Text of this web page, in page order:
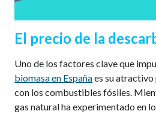
El precio de la
Uno de los factores clave que
biomasa en Españaes su
con los combustibles fósiles.
gas natural ha experimentado en